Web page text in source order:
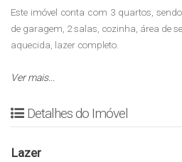
Este imóvel conta com 3 quartos,
de garagem, 2 salas, cozinha, área de
aquecida, lazer completo.
Com piso frio em toda a área útil de 84
Não perca essa oportunidade.
Ver mais...
Detalhes do Imóvel
Lazer